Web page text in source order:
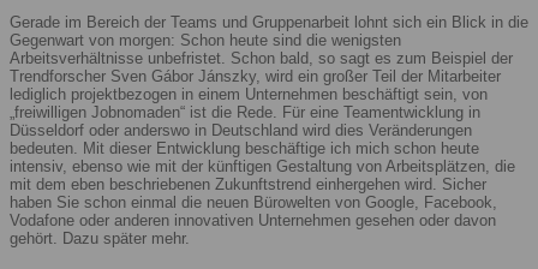
Gerade im Bereich der Teams und Gruppenarbeit lohnt sich ein Blick in die
Gegenwart von morgen: Schon heute sind die wenigsten
Arbeitsverhältnisse unbefristet. Schon bald, so sagt es zum Beispiel der
Trendforscher Sven Gábor Jánszky, wird ein großer Teil der Mitarbeiter
lediglich projektbezogen in einem Unternehmen beschäftigt sein, von
„freiwilligen Jobnomaden“ ist die Rede. Für eine Teamentwicklung in
Düsseldorf oder anderswo in Deutschland wird dies Veränderungen
bedeuten. Mit dieser Entwicklung beschäftige ich mich schon heute
intensiv, ebenso wie mit der künftigen Gestaltung von Arbeitsplätzen, die
mit dem eben beschriebenen Zukunftstrend einhergehen wird. Sicher
haben Sie schon einmal die neuen Bürowelten von Google, Facebook,
Vodafone oder anderen innovativen Unternehmen gesehen oder davon
gehört. Dazu später mehr.